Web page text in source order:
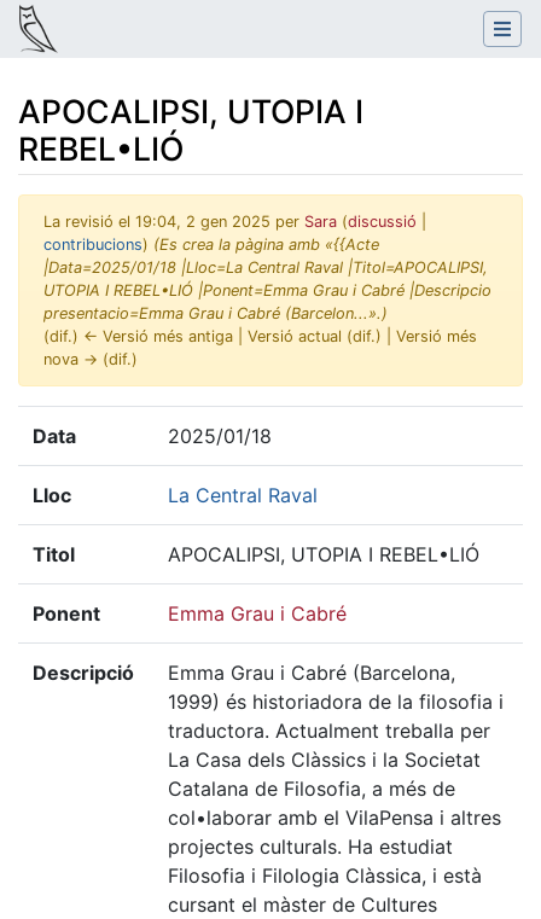
APOCALIPSI, UTOPIA I
REBEL•LIÓ
La revisió el 19:04, 2 gen 2025 per Sara (discussió
contribucions) (Es crea la pàgina amb «{{Acte
|Data=2025/01/18 |Lloc=La Central Raval |Titol=APOCALIPSI,
UTOPIA I REBEL•LIÓ |Ponent=Emma Grau i Cabré |Descripcio
presentacio=Emma Grau i Cabré (Barcelon...».)
(dif.) ← Versió més antiga | Versió actual (dif.) | Versió més
nova → (dif.)
Data 2025/01/18
Lloc La Central Raval
Titol APOCALIPSI, UTOPIA I REBEL•LIÓ
Ponent Emma Grau i Cabré
Descripció
Emma Grau i Cabré (Barcelona,
1999) és historiadora de la filosofia i
traductora. Actualment treballa per
La Casa dels Clàssics i la Societat
Catalana de Filosofia, a més de
col•laborar amb el VilaPensa i altres
projectes culturals. Ha estudiat
Filosofia i Filologia Clàssica, i està
cursant el màster de Cultures